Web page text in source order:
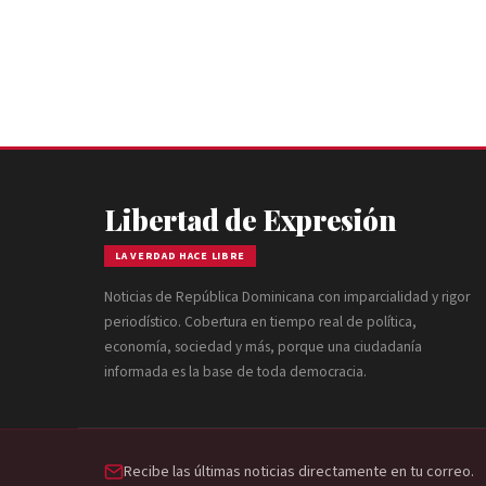
Libertad de Expresión
LA VERDAD HACE LIBRE
Noticias de República Dominicana con imparcialidad y rigor
periodístico. Cobertura en tiempo real de política,
economía, sociedad y más, porque una ciudadanía
informada es la base de toda democracia.
Recibe las últimas noticias directamente en tu correo.